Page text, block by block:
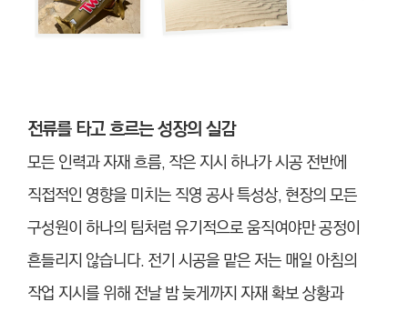
전류를 타고 흐르는 성장의 실감
모든 인력과 자재 흐름, 작은 지시 하나가 시공 전반에
직접적인 영향을 미치는 직영 공사 특성상, 현장의 모든
구성원이 하나의 팀처럼 유기적으로 움직여야만 공정이
흔들리지 않습니다. 전기 시공을 맡은 저는 매일 아침의
작업 지시를 위해 전날 밤 늦게까지 자재 확보 상황과